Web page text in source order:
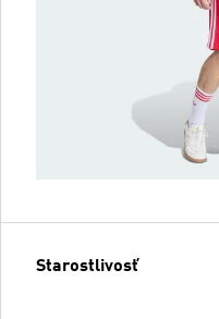
Starostlivosť